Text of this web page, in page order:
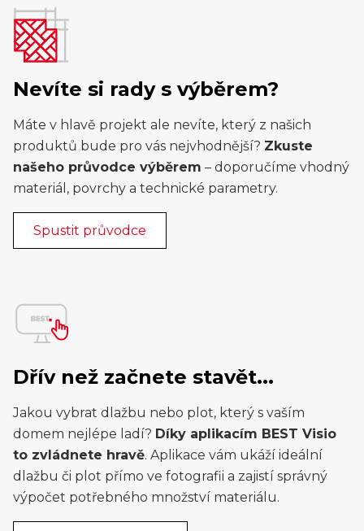
Nevíte si rady s výběrem?
Máte v hlavě projekt ale nevíte, který z našich
produktů bude pro vás nejvhodnější? Zkuste
našeho průvodce výběrem – doporučíme vhodný
materiál, povrchy a technické parametry.
Spustit průvodce
Dřív než začnete stavět...
Jakou vybrat dlažbu nebo plot, který s vaším
domem nejlépe ladí? Díky aplikacím BEST Visio
to zvládnete hravě. Aplikace vám ukáží ideální
dlažbu či plot přímo ve fotografii a zajistí správný
výpočet potřebného množství materiálu.